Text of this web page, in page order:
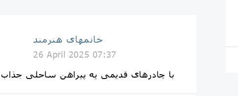
خانمهای هنرمند
26 April 2025 07:37
با چادرهای قدیمی یه پیراهن ساحلی جذاب